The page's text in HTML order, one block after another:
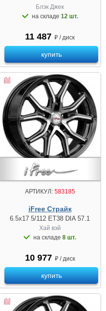
Блэк Джек
на складе 12 шт.
11 487 ₽ / диск
купить
АРТИКУЛ:583185
iFree Страйк
6.5x17 5/112 ET38 DIA 57.1
Хай вэй
на складе 8 шт.
10 977 ₽ / диск
купить